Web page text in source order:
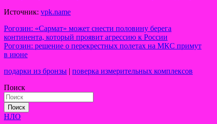
Источник: vpk.name
Навигация
по
записям
Рогозин: «Сармат» может снести половину берега
континента, который проявит агрессию к России
Рогозин: решение о перекрестных полетах на МКС примут
в июне
подарки из бронзы | поверка измерительных комплексов
Поиск
Поиск
НЛО